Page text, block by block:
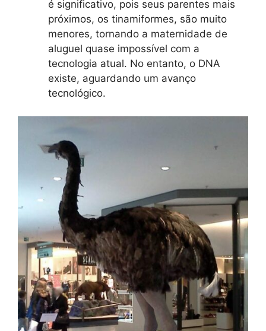
é significativo, pois seus parentes mais
próximos, os tinamiformes, são muito
menores, tornando a maternidade de
aluguel quase impossível com a
tecnologia atual. No entanto, o DNA
existe, aguardando um avanço
tecnológico.